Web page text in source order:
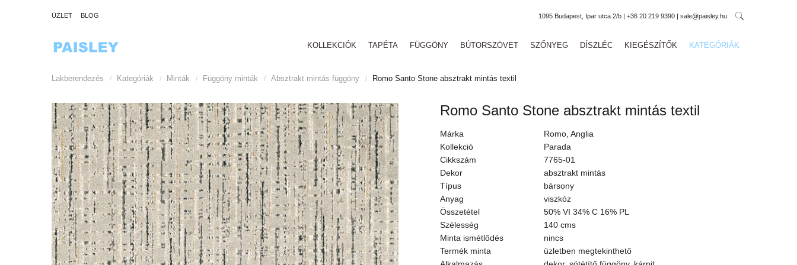
ÜZLET BLOG 1095 Budapest, Ipar utca 2/b | +36 20 219 9390 | sale@paisley.hu
KOLLEKCIÓK TAPÉTA FÜGGÖNY BÚTORSZÖVET SZŐNYEG DÍSZLÉC KIEGÉSZÍTŐK KATEGÓRIÁK
Lakberendezés / Kategóriák / Minták / Függöny minták / Absztrakt mintás függöny / Romo Santo Stone absztrakt mintás textil
Romo Santo Stone absztrakt mintás textil
Márka
Romo, Anglia
Kollekció
Parada
Cikkszám
7765-01
Dekor
absztrakt mintás
Típus
bársony
Anyag
viszkóz
Összetétel
50% VI 34% C 16% PL
Szélesség
140 cms
Minta ismétlődés
nincs
Termék minta
üzletben megtekinthető